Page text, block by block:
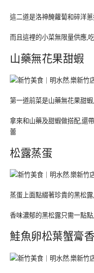
這二道是洛神醃蘿蔔和碎洋
而且這裡的小菜無限量供應,
山藥無花果甜蝦
第一道前菜是山藥無花果甜
拿來和山藥及甜蝦做搭配,還
蕾
松露蒸蛋
蒸蛋上面點綴著珍貴的黑松
香味濃郁的黑松露只需一點
鮭魚卵松葉蟹膏